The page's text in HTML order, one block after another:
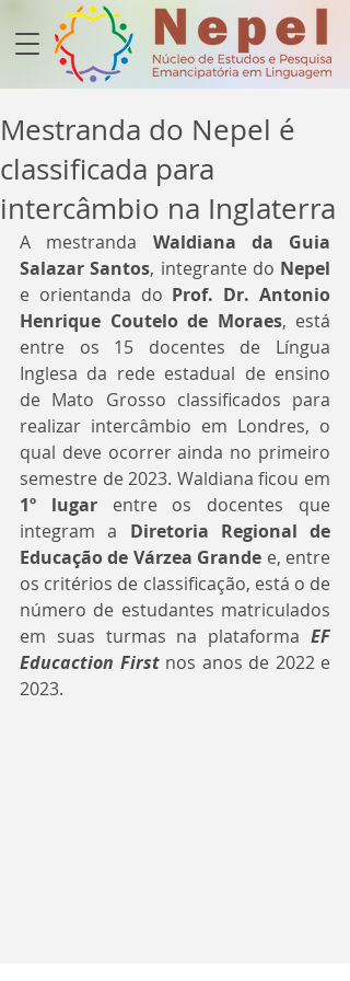
Mestranda do Nepel é
classificada para
intercâmbio na Inglaterra
A mestranda Waldiana da Guia
Salazar Santos, integrante do
e orientanda do Prof. Dr. Antonio
Henrique Coutelo de Moraes, está
entre os 15 docentes de Língua
Inglesa da rede estadual de ensino
de Mato Grosso classificados para
realizar intercâmbio em Londres, o
qual deve ocorrer ainda no primeiro
1º lugar entre os docentes que
integram a Diretoria Regional de
Educação de Várzea Grande e, entre
os critérios de classificação, está o de
número de estudantes matriculados
em suas turmas na plataforma EF
Educaction First nos anos de 2022 e
2023.